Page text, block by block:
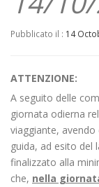
Pubblicato il : 14
ATTENZIONE:
A seguito delle
giornata odierna
viaggiante,
guida, ad esito del
finalizzato alla
che, nella